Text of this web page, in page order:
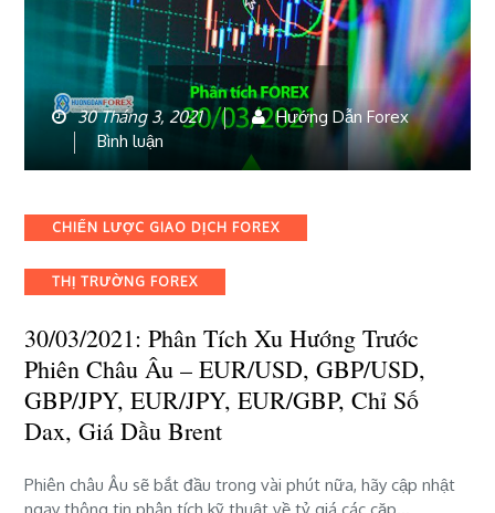
30 Tháng 3, 2021
Hướng Dẫn Forex
Bình luận
Phân
tích
hướng
phiên
Âu
–
EUR/USD,
GBP/JPY,
EUR/JPY,
Categories
CHIẾN LƯỢC GIAO DỊCH FOREX
THỊ TRƯỜNG FOREX
30/03/2021: Phân Tích Xu Hướng Trước
Phiên Châu Âu – EUR/USD, GBP/USD,
GBP/JPY, EUR/JPY, EUR/GBP, Chỉ Số
Dax, Giá Dầu Brent
Phiên châu Âu sẽ bắt đầu trong vài phút nữa, hãy cập nhật